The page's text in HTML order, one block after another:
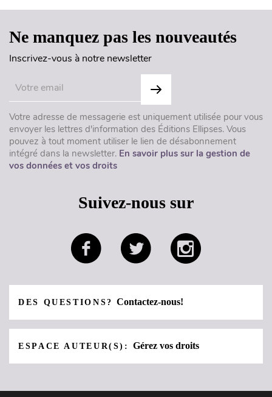
Ne manquez pas les nouveautés
Inscrivez-vous à notre newsletter
Votre adresse de messagerie est uniquement utilisée pour vous
envoyer les lettres d'information des Éditions Ellipses. Vous
pouvez à tout moment utiliser le lien de désabonnement
intégré dans la newsletter. En savoir plus sur la gestion de
vos données et vos droits
Suivez-nous sur
DES QUESTIONS?Contactez-nous!
ESPACE AUTEUR(S):Gérez vos droits